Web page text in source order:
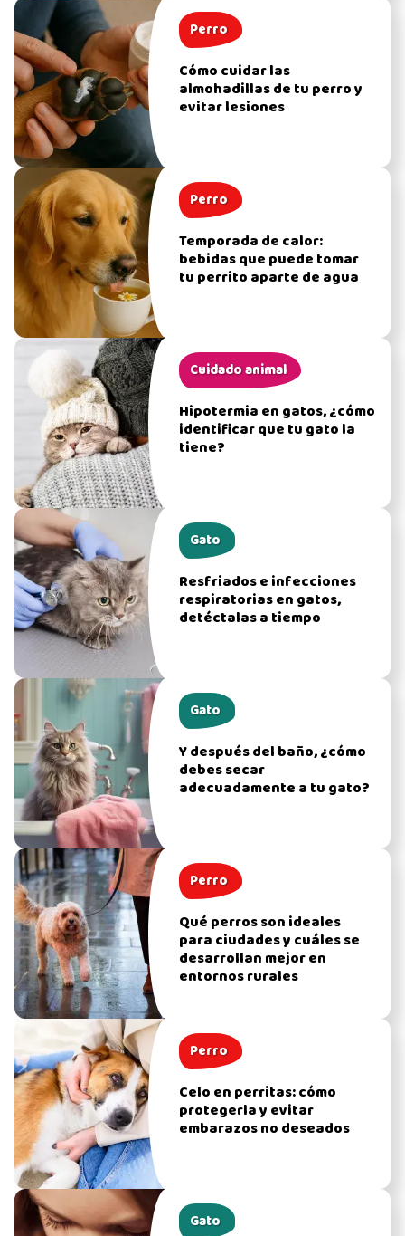
Perro
Cómo cuidar las
almohadillas de tu perro y
evitar lesiones
Perro
Temporada de calor:
bebidas que puede tomar
tu perrito aparte de agua
Cuidado animal
Hipotermia en gatos, ¿cómo
identificar que tu gato la
tiene?
Gato
Resfriados e infecciones
respiratorias en gatos,
detéctalas a tiempo
Gato
Y después del baño, ¿cómo
debes secar
adecuadamente a tu gato?
Perro
Qué perros son ideales
para ciudades y cuáles se
desarrollan mejor en
entornos rurales
Perro
Celo en perritas: cómo
protegerla y evitar
embarazos no deseados
Gato